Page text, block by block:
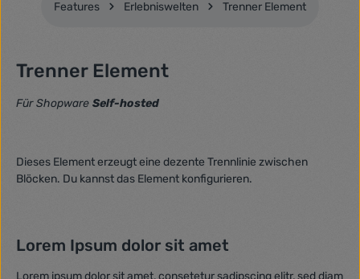
Features Erlebniswelten Trenner Element
Trenner Element
Für Shopware Self-hosted
Dieses Element erzeugt eine dezente Trennlinie zwischen
Blöcken. Du kannst das Element konfigurieren.
Lorem Ipsum dolor sit amet
Lorem ipsum dolor sit amet, consetetur sadipscing elitr, sed diam